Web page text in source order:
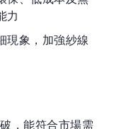
力
現象，加強紗線
，能符合市場需